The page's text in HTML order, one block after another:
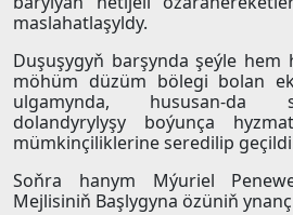
maslahatlaşyldy.
Duşuşygyň barşynda şeýle
möhüm düzüm bölegi bolan
ulgamynda, hususan-da
dolandyrylyşy boýunça
mümkinçiliklerine seredilip
Soňra hanym Mýuriel
Mejlisiniň Başlygyna özüniň